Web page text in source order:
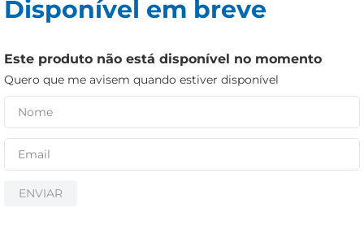
Disponível em breve
Este produto não está disponível no momento
Quero que me avisem quando estiver disponível
ENVIAR
biscoito
cerveja
iogurte
papel higiênico